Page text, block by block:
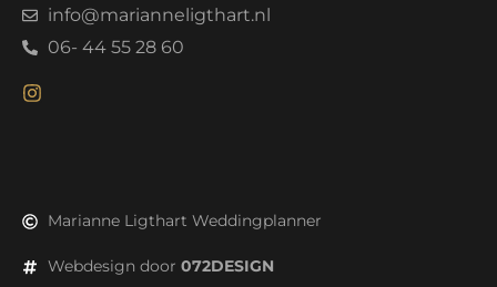
info@marianneligthart.nl
06- 44 55 28 60
Marianne Ligthart Weddingplanner
Webdesign door 072DESIGN